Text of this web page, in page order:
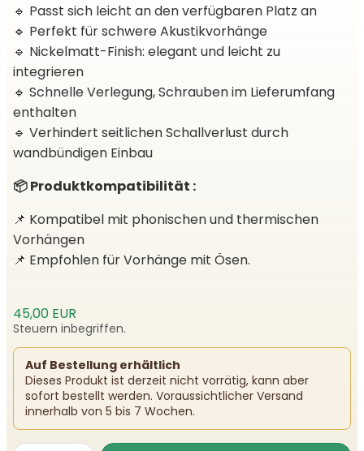
🔹 Passt sich leicht an den verfügbaren Platz an
🔹 Perfekt für schwere Akustikvorhänge
🔹 Nickelmatt-Finish: elegant und leicht zu
integrieren
🔹 Schnelle Verlegung, Schrauben im Lieferumfang
enthalten
🔹 Verhindert seitlichen Schallverlust durch
wandbündigen Einbau
📦 Produktkompatibilität :
📌 Kompatibel mit phonischen und thermischen
Vorhängen
📌 Empfohlen für Vorhänge mit Ösen.
45,00 EUR
Steuern inbegriffen.
Auf Bestellung erhältlich
Dieses Produkt ist derzeit nicht vorrätig, kann aber
sofort bestellt werden. Voraussichtlicher Versand
innerhalb von 5 bis 7 Wochen.